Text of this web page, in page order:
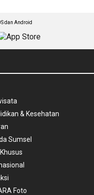
dan Android
& Kesehatan
Sumsel
Foto